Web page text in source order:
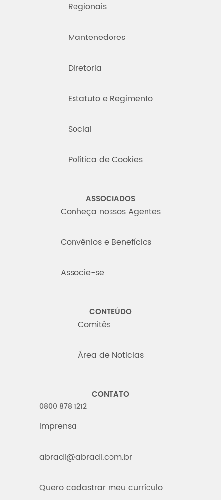
Regionais
Mantenedores
Diretoria
Estatuto e Regimento
Social
Política de Cookies
ASSOCIADOS
Conheça nossos Agentes
Convênios e Benefícios
Associe-se
CONTEÚDO
Comitês
Área de Noticias
CONTATO
0800 878 1212
Imprensa
abradi@abradi.com.br
Quero cadastrar meu currículo